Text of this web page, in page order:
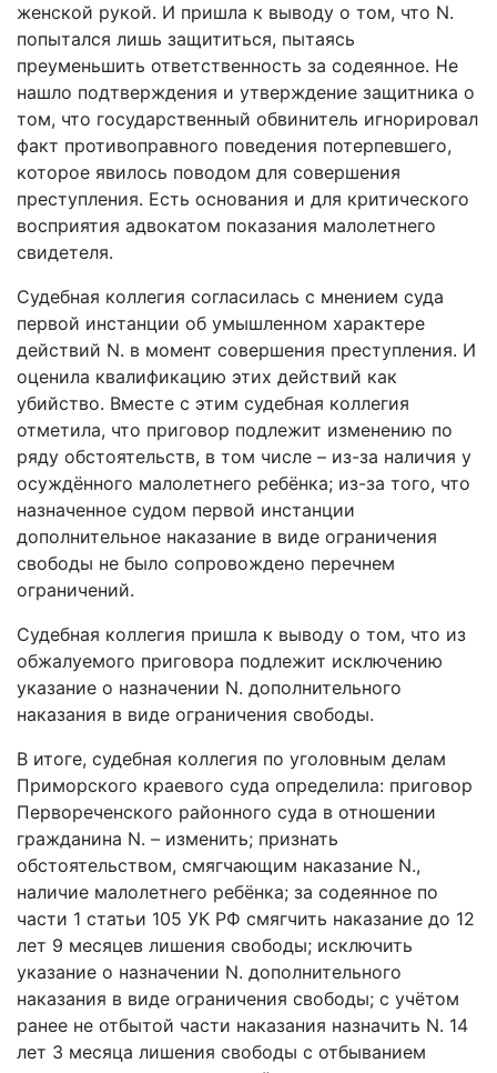
женской рукой. И пришла к выводу о том, что N.
попытался лишь защититься, пытаясь
преуменьшить ответственность за содеянное. Не
нашло подтверждения и утверждение защитника о
том, что государственный обвинитель игнорировал
факт противоправного поведения потерпевшего,
которое явилось поводом для совершения
преступления. Есть основания и для критического
восприятия адвокатом показания малолетнего
свидетеля.
Судебная коллегия согласилась с мнением суда
первой инстанции об умышленном характере
действий N. в момент совершения преступления. И
оценила квалификацию этих действий как
убийство. Вместе с этим судебная коллегия
отметила, что приговор подлежит изменению по
ряду обстоятельств, в том числе – из-за наличия у
осуждённого малолетнего ребёнка; из-за того, что
назначенное судом первой инстанции
дополнительное наказание в виде ограничения
свободы не было сопровождено перечнем
ограничений.
Судебная коллегия пришла к выводу о том, что из
обжалуемого приговора подлежит исключению
указание о назначении N. дополнительного
наказания в виде ограничения свободы.
В итоге, судебная коллегия по уголовным делам
Приморского краевого суда определила: приговор
Первореченского районного суда в отношении
гражданина N. – изменить; признать
обстоятельством, смягчающим наказание N.,
наличие малолетнего ребёнка; за содеянное по
части 1 статьи 105 УК РФ смягчить наказание до 12
лет 9 месяцев лишения свободы; исключить
указание о назначении N. дополнительного
наказания в виде ограничения свободы; с учётом
ранее не отбытой части наказания назначить N. 14
лет 3 месяца лишения свободы с отбыванием